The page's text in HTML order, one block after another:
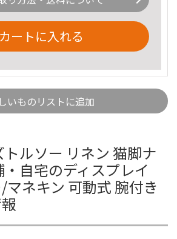
カートに入れる
いものリストに追加
ルソー リネン 猫脚ナ
自宅のディスプレイ
ネキン 可動式 腕付き